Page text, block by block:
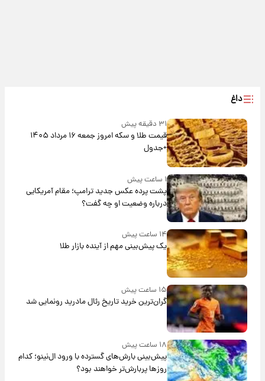
داغ
۳۱ دقیقه پیش
قیمت طلا و سکه امروز جمعه ۱۶ مرداد ۱۴۰۵
+جدول
۱ ساعت پیش
پشت پرده عکس جدید ترامپ؛ مقام آمریکایی
درباره وضعیت او چه گفت؟
۱۴ ساعت پیش
یک پیش‌بینی مهم از آینده بازار طلا
۱۵ ساعت پیش
گران‌ترین خرید تاریخ رئال مادرید رونمایی شد
۱۸ ساعت پیش
پیش‌بینی بارش‌های گسترده با ورود ال‌نینو؛ کدام
روزها پربارش‌تر خواهند بود؟